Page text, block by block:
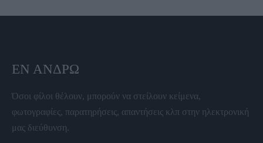
ΕΝ ΆΝΔΡΩ
Όσοι φίλοι θέλουν, μπορούν να στείλουν κείμενα,
φωτογραφίες, παρατηρήσεις, απαντήσεις κλπ στην ηλεκτρονική
μας διεύθυνση.